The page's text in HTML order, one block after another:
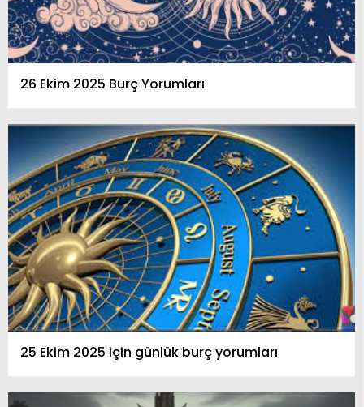
26 Ekim 2025 Burç Yorumları
25 Ekim 2025 için günlük burç yorumları